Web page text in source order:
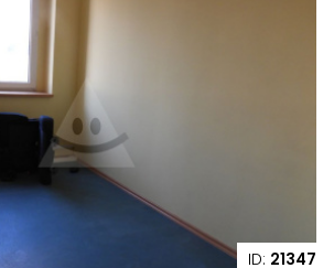
ID: 21347